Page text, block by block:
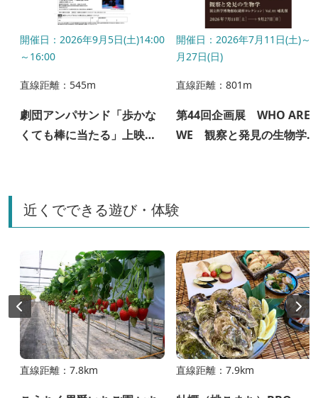
開催日：2026年9月5日(土)14:00
～16:00
直線距離：545m
劇団アンパサンド「歩かな
くても棒に当たる」上映会
開催日：2026年7月11日(土)～9
月27日(日)
直線距離：801m
第44回企画展 WHO ARE
WE 観察と発見の生物学
近くでできる遊び・体験
直線距離：7.8km 直線距離：7.9km